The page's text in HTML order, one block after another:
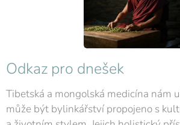
Odkaz pro dnešek
Tibetská a mongolská medicína nám
může být bylinkářství propojeno s